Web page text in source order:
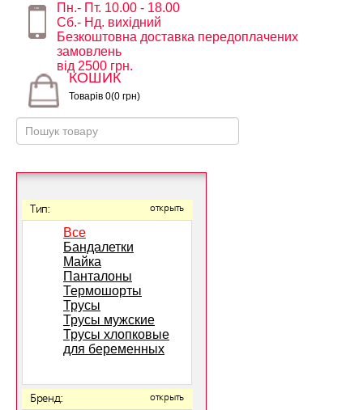
Пн.- Пт. 10.00 - 18.00
Сб.- Нд. вихідний
Безкоштовна доставка передоплачених
замовлень
від 2500 грн.
КОШИК
Товарів 0(0 грн)
Тип: открыть
Все
Бандалетки
Майка
Панталоны
Термошорты
Трусы
Трусы мужские
Трусы хлопковые
для беременных
Бренд: открыть